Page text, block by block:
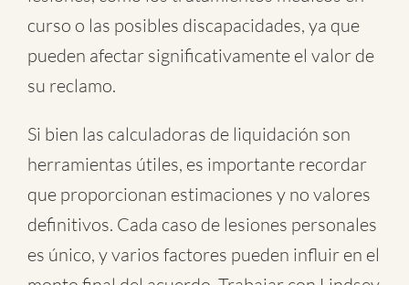
curso o las posibles discapacidades, ya que
pueden afectar significativamente el valor de
su reclamo.
Si bien las calculadoras de liquidación son
herramientas útiles, es importante recordar
que proporcionan estimaciones y no valores
definitivos. Cada caso de lesiones personales
es único, y varios factores pueden influir en el